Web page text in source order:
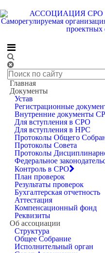
Главная
Документы
Устав
Регистрационные
Внутренние документы
Для вступления в СРО
Для вступления в НРС
Протоколы Общего
Протоколы Совета
Протоколы
Федеральное
Контроль в СРО
План проверок
Результаты проверок
Бухгалтерская отчетность
Аттестация
Компенсационный фонд
Реквизиты
Об ассоциации
Структура
Общее Собрание
Исполнительный орган
Устав
Регистрационные документы
Главная
Документы
Протоколы Совета
2011
Протокол
Партнерства №34
Протокол заседания Совета
2011г.Размер: 87.6 Кб